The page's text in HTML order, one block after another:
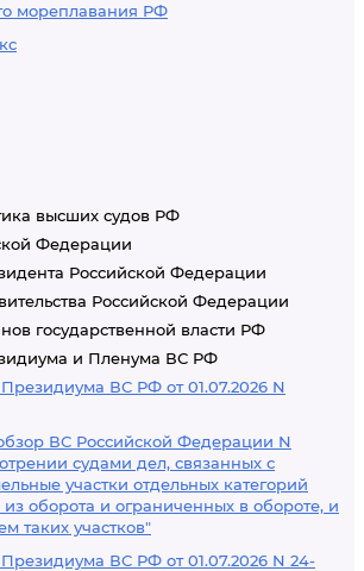
мореплавания РФ
высших судов РФ
Федерации
Российской Федерации
Российской Федерации
государственной власти РФ
и Пленума ВС РФ
ВС РФ от 01.07.2026 N
ВС Российской Федерации N
судами дел, связанных с
участки отдельных категорий
из оборота и ограниченных в обороте, и
таких участков"
ВС РФ от 01.07.2026 N 24-